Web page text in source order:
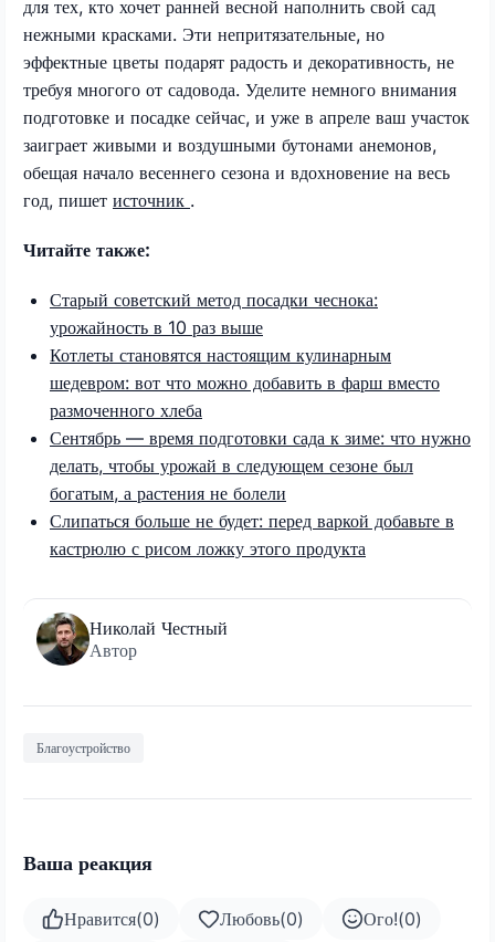
для тех, кто хочет ранней весной наполнить свой сад
нежными красками. Эти непритязательные, но
эффектные цветы подарят радость и декоративность, не
требуя многого от садовода. Уделите немного внимания
подготовке и посадке сейчас, и уже в апреле ваш участок
заиграет живыми и воздушными бутонами анемонов,
обещая начало весеннего сезона и вдохновение на весь
год, пишет источник .
Читайте также:
Старый советский метод посадки чеснока:
урожайность в 10 раз выше
Котлеты становятся настоящим кулинарным
шедевром: вот что можно добавить в фарш вместо
размоченного хлеба
Сентябрь — время подготовки сада к зиме: что нужно
делать, чтобы урожай в следующем сезоне был
богатым, а растения не болели
Слипаться больше не будет: перед варкой добавьте в
кастрюлю с рисом ложку этого продукта
Николай Честный
Автор
Благоустройство
Ваша реакция
Нравится(0) Любовь(0) Ого!(0)